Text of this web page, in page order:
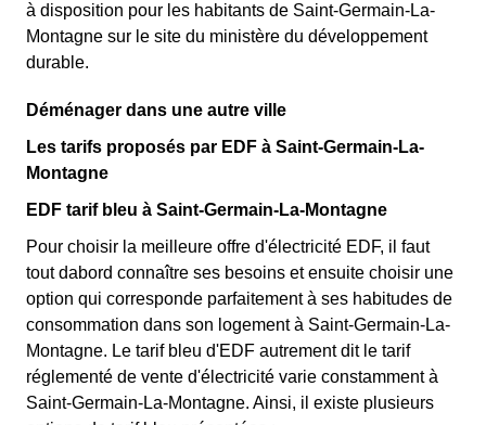
à disposition pour les habitants de Saint-Germain-La-
Montagne sur le site du ministère du développement
durable.
Déménager dans une autre ville
Les tarifs proposés par EDF à Saint-Germain-La-
Montagne
EDF tarif bleu à Saint-Germain-La-Montagne
Pour choisir la meilleure offre d'électricité EDF, il faut
tout dabord connaître ses besoins et ensuite choisir une
option qui corresponde parfaitement à ses habitudes de
consommation dans son logement à Saint-Germain-La-
Montagne. Le tarif bleu d'EDF autrement dit le tarif
réglementé de vente d'électricité varie constamment à
Saint-Germain-La-Montagne. Ainsi, il existe plusieurs